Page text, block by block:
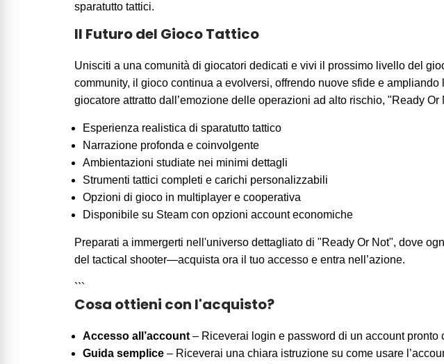
sparatutto tattici.
Il Futuro del Gioco Tattico
Unisciti a una comunità di giocatori dedicati e vivi il prossimo livello del
community, il gioco continua a evolversi, offrendo nuove sfide e
giocatore attratto dall’emozione delle operazioni ad alto rischio, "Ready
Esperienza realistica di sparatutto tattico
Narrazione profonda e coinvolgente
Ambientazioni studiate nei minimi dettagli
Strumenti tattici completi e carichi personalizzabili
Opzioni di gioco in multiplayer e cooperativa
Disponibile su Steam con opzioni account economiche
Preparati a immergerti nell'universo dettagliato di "Ready Or Not", dove
del tactical shooter—acquista ora il tuo accesso e entra nell’azione.
```
Cosa ottieni con l'acquisto?
Accesso all’account – Riceverai login e password di un account pronto
Guida semplice – Riceverai una chiara istruzione su come usare